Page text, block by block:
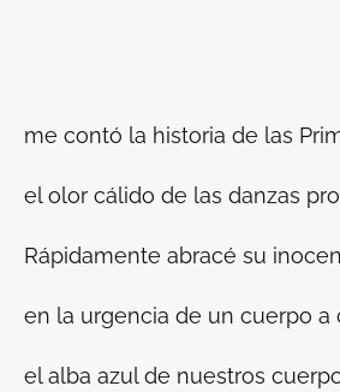
me contó la historia de las
el olor cálido de las danzas
Rápidamente abracé su
en la urgencia de un cuerpo a
el alba azul de nuestros